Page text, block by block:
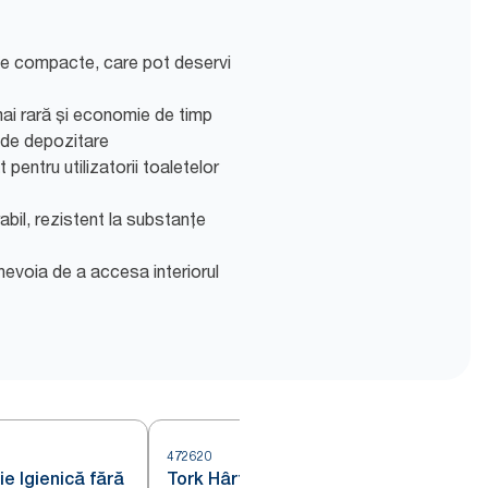
compacte, care pot deservi
rară și economie de timp
depozitare
pentru utilizatorii toaletelor
rezistent la substanțe
de a accesa interiorul
Igienică fără
472620
Tork Hârtie Igienică fără Tub